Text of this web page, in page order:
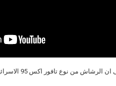
طاقم تحرير موقع